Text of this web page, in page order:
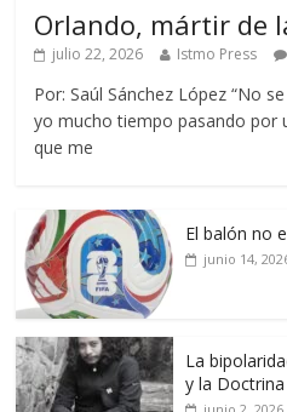
Orlando, mártir de
julio 22, 2026 Istmo Press
Por: Saúl Sánchez López “No
yo mucho tiempo pasando por
que me
El balón no
junio 14,
La
y la